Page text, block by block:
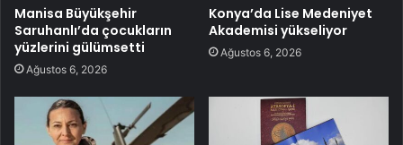
Manisa Büyükşehir
Saruhanlı’da çocukların
yüzlerini gülümsetti
Ağustos 6, 2026
Konya’da Lise Medeniyet
Akademisi yükseliyor
Ağustos 6, 2026